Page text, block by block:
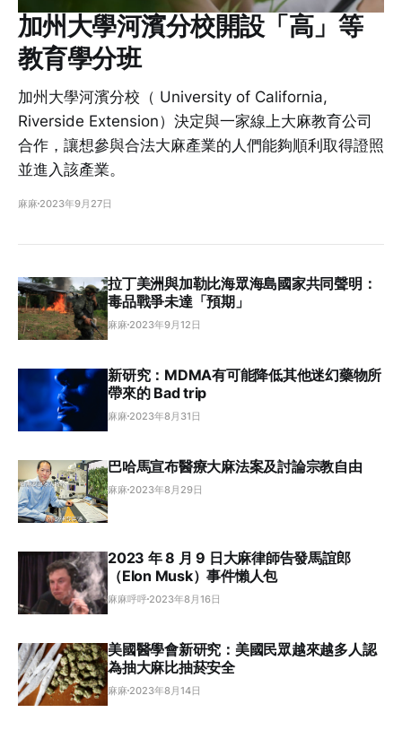
加州大學河濱分校開設「高」等
教育學分班
加州大學河濱分校（ University of California,
Riverside Extension）決定與一家線上大麻教育公司
合作，讓想參與合法大麻產業的人們能夠順利取得證照
並進入該產業。
麻麻 2023年9月27日
拉丁美洲與加勒比海眾海島國家共同聲明：
毒品戰爭未達「預期」
麻麻 2023年9月12日
新研究：MDMA有可能降低其他迷幻藥物所
帶來的 Bad trip
麻麻 2023年8月31日
巴哈馬宣布醫療大麻法案及討論宗教自由
麻麻 2023年8月29日
2023 年 8 月 9 日大麻律師告發馬誼郎
（Elon Musk）事件懶人包
麻麻呼呼 2023年8月16日
美國醫學會新研究：美國民眾越來越多人認
為抽大麻比抽菸安全
麻麻 2023年8月14日